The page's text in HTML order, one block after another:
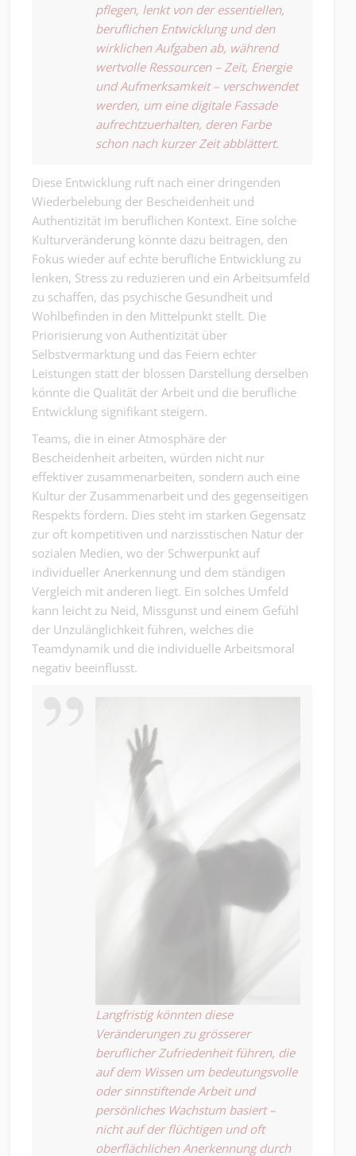
pflegen, lenkt von der essentiellen,
beruflichen Entwicklung und den
wirklichen Aufgaben ab, während
wertvolle Ressourcen – Zeit, Energie
und Aufmerksamkeit – verschwendet
werden, um eine digitale Fassade
aufrechtzuerhalten, deren Farbe
schon nach kurzer Zeit abblättert.
Diese Entwicklung ruft nach einer dringenden
Wiederbelebung der Bescheidenheit und
Authentizität im beruflichen Kontext. Eine solche
Kulturveränderung könnte dazu beitragen, den
Fokus wieder auf echte berufliche Entwicklung zu
lenken, Stress zu reduzieren und ein Arbeitsumfeld
zu schaffen, das psychische Gesundheit und
Wohlbefinden in den Mittelpunkt stellt. Die
Priorisierung von Authentizität über
Selbstvermarktung und das Feiern echter
Leistungen statt der blossen Darstellung derselben
könnte die Qualität der Arbeit und die berufliche
Entwicklung signifikant steigern.
Teams, die in einer Atmosphäre der
Bescheidenheit arbeiten, würden nicht nur
effektiver zusammenarbeiten, sondern auch eine
Kultur der Zusammenarbeit und des gegenseitigen
Respekts fördern. Dies steht im starken Gegensatz
zur oft kompetitiven und narzisstischen Natur der
sozialen Medien, wo der Schwerpunkt auf
individueller Anerkennung und dem ständigen
Vergleich mit anderen liegt. Ein solches Umfeld
kann leicht zu Neid, Missgunst und einem Gefühl
der Unzulänglichkeit führen, welches die
Teamdynamik und die individuelle Arbeitsmoral
negativ beeinflusst.
Langfristig könnten diese
Veränderungen zu grösserer
beruflicher Zufriedenheit führen, die
auf dem Wissen um bedeutungsvolle
oder sinnstiftende Arbeit und
persönliches Wachstum basiert –
nicht auf der flüchtigen und oft
oberflächlichen Anerkennung durch